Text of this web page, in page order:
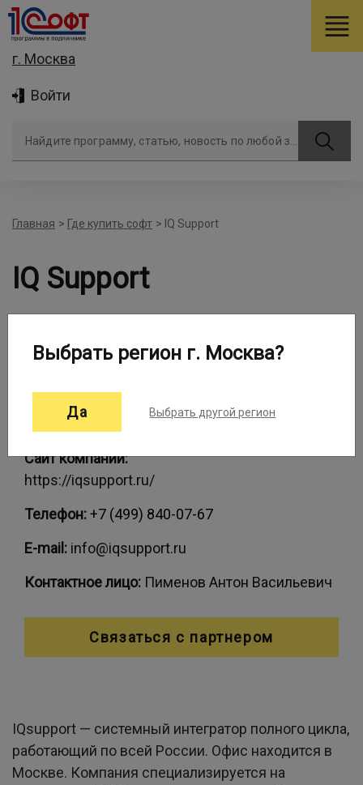
г. Москва
Войти
Главная > Где купить софт > IQ Support
IQ Support
IQsupport — системный интегратор полного цикла,
работающий по всей России. Офис находится в
Москве. Компания специализируется на
Контактные данные:
Сайт компании:
https://iqsupport.ru/
Телефон:+7 (499) 840-07-67
E-mail: info@iqsupport.ru
Контактное лицо: Пименов Антон Васильевич
Связаться с партнером
Выбрать регион г. Москва?
Да Выбрать другой регион